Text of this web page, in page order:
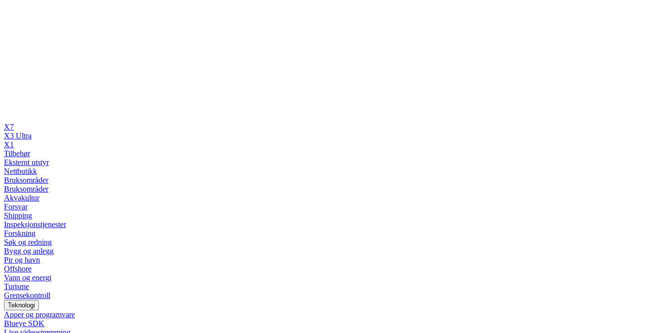
X7
X3 Ultra
X1
Tilbehør
Eksternt utstyr
Nettbutikk
Bruksområder
Bruksområder
Akvakultur
Forsvar
Shipping
Inspeksjonstjenester
Forskning
Søk og redning
Bygg og anlegg
Pir og havn
Offshore
Vann og energi
Turisme
Grensekontroll
Teknologi
Apper og programvare
Blueye SDK